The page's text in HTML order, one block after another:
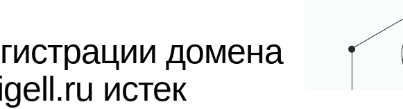
домена
истек